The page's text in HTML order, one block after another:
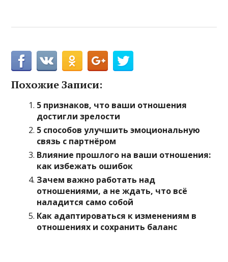
Похожие Записи:
5 признаков, что ваши отношения
достигли зрелости
5 способов улучшить эмоциональную
связь с партнёром
Влияние прошлого на ваши отношения:
как избежать ошибок
Зачем важно работать над
отношениями, а не ждать, что всё
наладится само собой
Как адаптироваться к изменениям в
отношениях и сохранить баланс